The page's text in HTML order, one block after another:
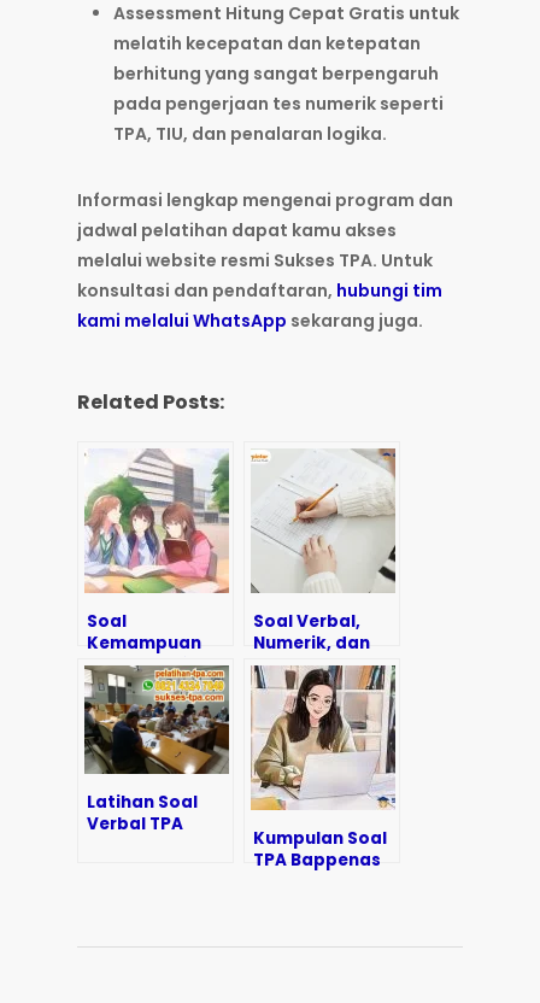
Assessment Hitung Cepat Gratis untuk
melatih kecepatan dan ketepatan
berhitung yang sangat berpengaruh
pada pengerjaan tes numerik seperti
TPA, TIU, dan penalaran logika.
Informasi lengkap mengenai program dan
jadwal pelatihan dapat kamu akses
melalui website resmi Sukses TPA. Untuk
konsultasi dan pendaftaran, hubungi tim
kami melalui WhatsApp sekarang juga.
Related Posts:
Soal
Kemampuan
Kuantitatif TPA
Bappenas
Lengkap
dengan
Pembahasan
Soal Verbal,
Numerik, dan
Logika: Latihan
Soal dan
Pembahasan
Latihan Soal
Verbal TPA
Kumpulan Soal
TPA Bappenas